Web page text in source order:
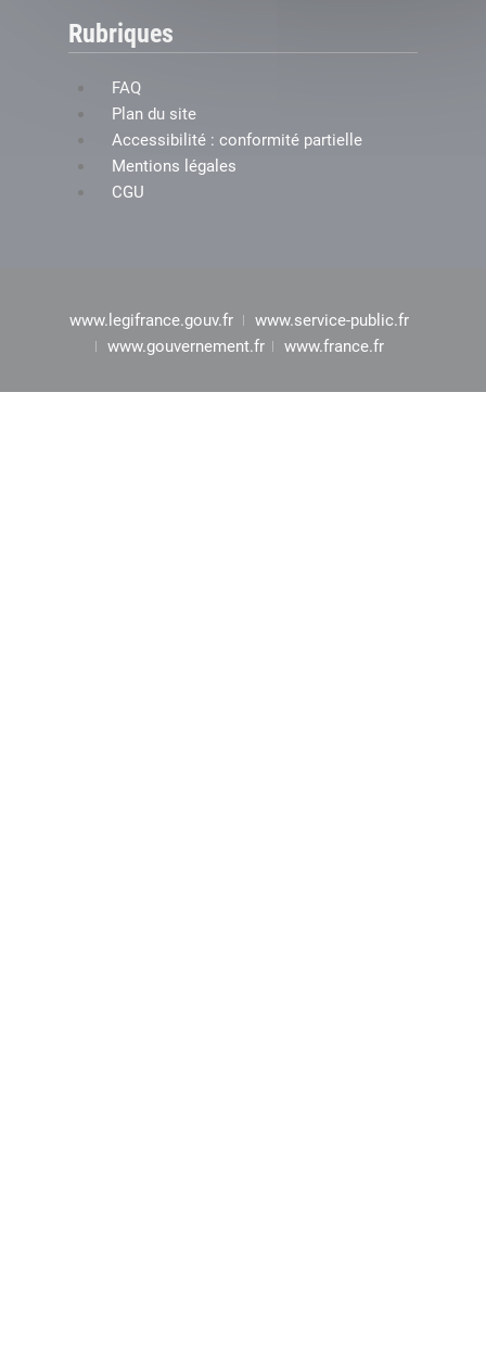
Rubriques
FAQ
Plan du site
Accessibilité : conformité partielle
Mentions légales
CGU
www.legifrance.gouv.fr
www.service-public.fr
www.gouvernement.fr
www.france.fr